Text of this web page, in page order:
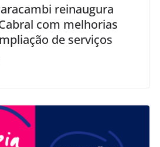
reinaugura
com melhorias
de serviços